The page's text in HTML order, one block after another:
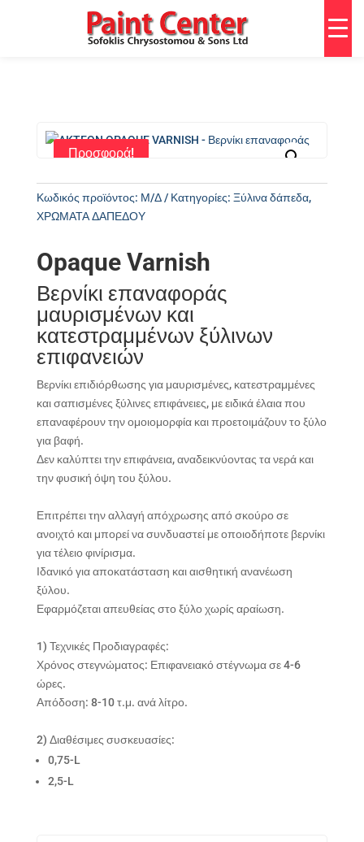
Προσφορά!
Κωδικός προϊόντος: Μ/Δ Κατηγορίες: Ξύλινα δάπεδα,
ΧΡΩΜΑΤΑ ΔΑΠΕΔΟΥ
Opaque Varnish
Βερνίκι επαναφοράς
μαυρισμένων και
κατεστραμμένων ξύλινων
επιφανειών
Βερνίκι επιδιόρθωσης για μαυρισμένες, κατεστραμμένες
και σαπισμένες ξύλινες επιφάνειες, με ειδικά έλαια που
επαναφέρουν την ομοιομορφία και προετοιμάζουν το ξύλο
για βαφή.
Δεν καλύπτει την επιφάνεια, αναδεικνύοντας τα νερά και
την φυσική όψη του ξύλου.
Επιτρέπει την αλλαγή απόχρωσης από σκούρο σε
ανοιχτόκαι μπορεί να συνδυαστεί με οποιοδήποτε βερνίκι
για τέλειο φινίρισμα.
Ιδανικό για αποκατάσταση και αισθητική ανανέωση
ξύλου.
Εφαρμόζεται απευθείας στο ξύλο χωρίς αραίωση.
1) Τεχνικές Προδιαγραφές:
Χρόνος στεγνώματος: Επιφανειακό στέγνωμα σε 4-6
ώρες.
Απόδοση: 8-10 τ.μ. ανά λίτρο.
2) Διαθέσιμες συσκευασίες:
0,75-L
2,5-L